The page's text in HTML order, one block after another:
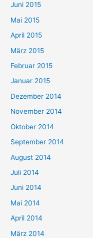
Juni 2015
Mai 2015
April 2015
März 2015
Februar 2015
Januar 2015
Dezember 2014
November 2014
Oktober 2014
September 2014
August 2014
Juli 2014
Juni 2014
Mai 2014
April 2014
März 2014